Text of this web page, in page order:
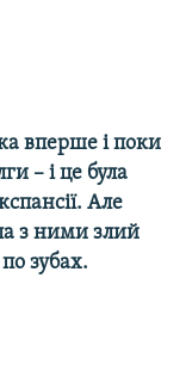
вперше і поки
– і це була
Але
з ними злий
зубах.